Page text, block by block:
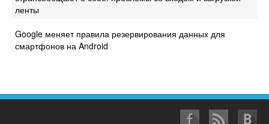
ленты
Google меняет правила резервирования данных для
смартфонов на Android